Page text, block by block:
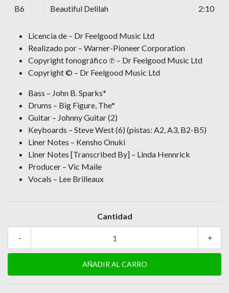
B6 Beautiful Delilah 2:10
Licencia de – Dr Feelgood Music Ltd
Realizado por – Warner-Pioneer Corporation
Copyright fonográfico ℗ – Dr Feelgood Music Ltd
Copyright © – Dr Feelgood Music Ltd
Bass – John B. Sparks*
Drums – Big Figure, The*
Guitar – Johnny Guitar (2)
Keyboards – Steve West (6) (pistas: A2, A3, B2-B5)
Liner Notes – Kensho Onuki
Liner Notes [Transcribed By] – Linda Hennrick
Producer – Vic Maile
Vocals – Lee Brilleaux
Cantidad
+
-